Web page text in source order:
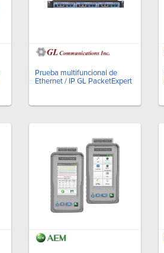
Prueba multifuncional de
Ethernet / IP GL PacketExpert